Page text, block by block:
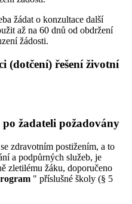
žádat o konzultace další
až na 60 dnů od obdržení
žádosti.
(dotčení) řešení životní
žadateli požadovány
zdravotním postižením, a to
a podpůrných služeb, je
zletilému žáku, doporučeno
" příslušné školy (§ 5